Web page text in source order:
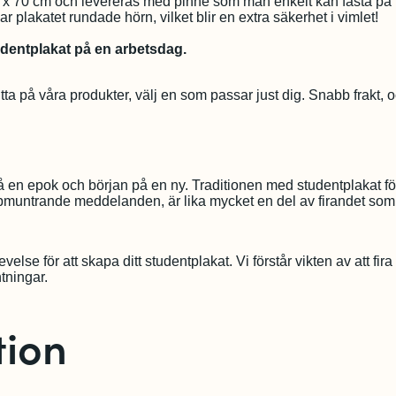
plakatet rundade hörn, vilket blir en extra säkerhet i vimlet!
på en arbetsdag.
på våra produkter, välj en som passar just dig. Snabb frakt,
epok och början på en ny. Traditionen med studentplakat
meddelanden, är lika mycket en del av firandet
för att skapa ditt studentplakat. Vi förstår vikten av att